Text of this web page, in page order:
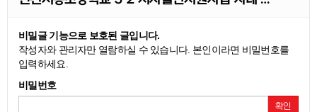
비밀글 기능으로 보호된 글입니다.
작성자와 관리자만 열람하실 수 있습니다. 본인이라면 비밀번호를
입력하세요.
비밀번호
확인